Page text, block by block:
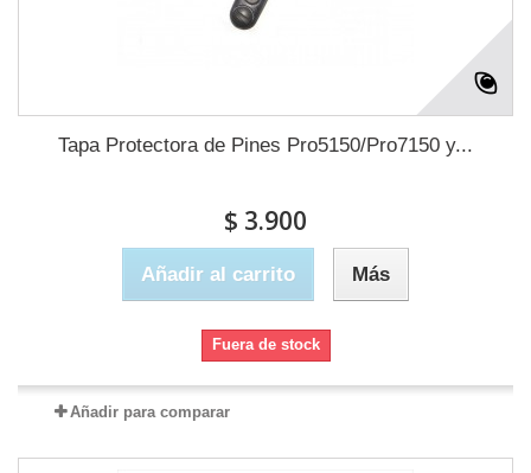
Tapa Protectora de Pines Pro5150/Pro7150 y...
$ 3.900
Añadir al carrito Más
Fuera de stock
Añadir para comparar